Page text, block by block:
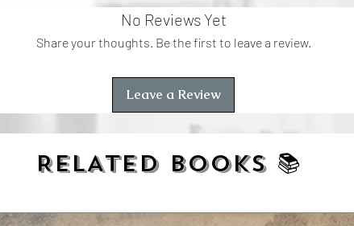
के मुख्यमन्त्री बेअंत सिंह की हत्या में शामिल रहे
और दिल्ली के एक राजनेता का भेष धारण किए
से भरपूर डायल डी फॉर डॉन हमारे वक्त की कुछ
No Reviews Yet
Share your thoughts. Be the first to leave a review.
Leave a Review
RELATED BOOKS 📚